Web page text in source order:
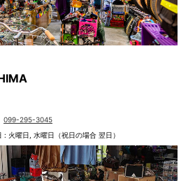
099-295-3045
: 火曜日, 水曜日（祝日の場合 翌日）